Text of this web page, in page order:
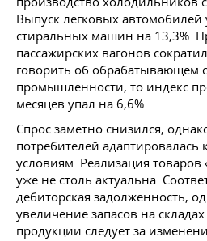
Выпуск легковых автомобилей
стиральных машин на 13,3%.
пассажирских вагонов
говорить об обрабатывающем
промышленности, то индекс
месяцев упал на 6,6%.
Спрос заметно снизился,
потребителей адаптировалась
условиям. Реализация
уже не столь актуальна.
дебиторская задолженность,
увеличение запасов на
продукции следует за